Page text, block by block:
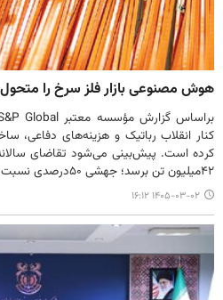
هوش مصنوعی بازار فلز سرخ را
کنار انقلاب رباتیک و هزینه‌های دفاعی،
۴۲میلیون تن برسد؛ جهشی ۵۰درصدی نسبت به سطح فعلی.
۱۴۰۵-۰۳-۰۲ ۱۶:۱۲